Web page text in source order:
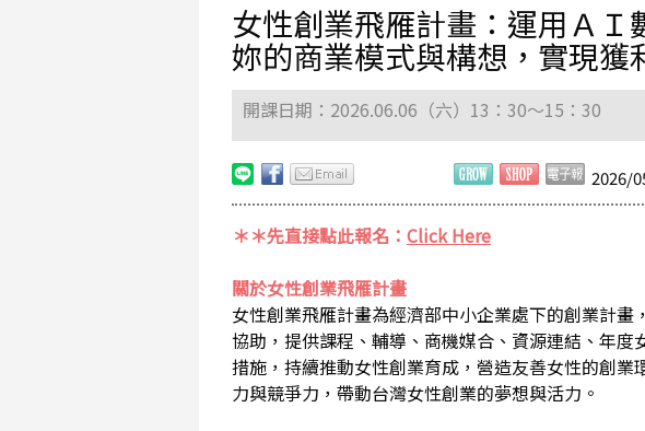
女性創業飛雁計畫：運用Ａ
妳的商業模式與構想，實現獲
開課日期：2026.06.06（六）13：30～15：30
2026/
＊＊先直接點此報名： Click Here
關於女性創業飛雁計畫
女性創業飛雁計畫為經濟部中小企業處下的創業計
協助，提供課程、輔導、商機媒合、資源連結、年
措施，持續推動女性創業育成，營造友善女性的創
力與競爭力，帶動台灣女性創業的夢想與活力。